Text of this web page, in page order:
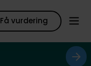
Få vurdering